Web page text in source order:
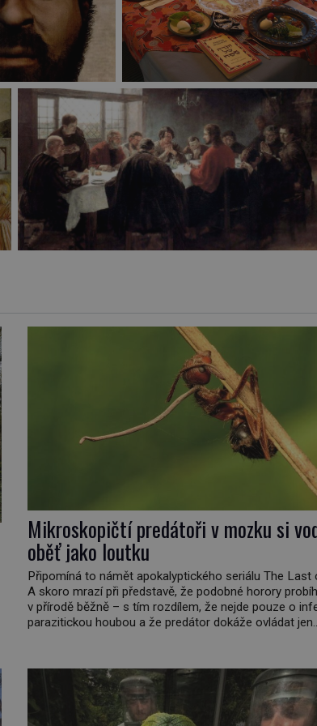
Mikroskopičtí predátoři v mozku si
oběť jako loutku
Připomíná to námět apokalyptického seriálu The Last
A skoro mrazí při představě, že podobné horory
v přírodě běžně – s tím rozdílem, že nejde pouze o
parazitickou houbou a že predátor dokáže ovládat jen
[…]